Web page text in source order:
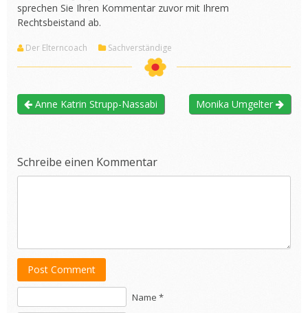
sprechen Sie Ihren Kommentar zuvor mit Ihrem
Rechtsbeistand ab.
Der Elterncoach Sachverständige
Anne Katrin Strupp-Nassabi Monika Umgelter
Schreibe einen Kommentar
Post Comment
Name *